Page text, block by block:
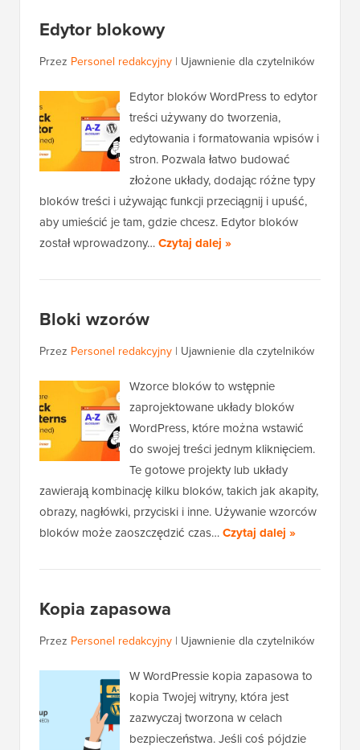
Edytor blokowy
Przez Personel redakcyjny | Ujawnienie dla czytelników
Edytor bloków WordPress to edytor
treści używany do tworzenia,
edytowania i formatowania wpisów i
stron. Pozwala łatwo budować
złożone układy, dodając różne typy
bloków treści i używając funkcji przeciągnij i upuść,
aby umieścić je tam, gdzie chcesz. Edytor bloków
został wprowadzony…Czytaj dalej »
Bloki wzorów
Przez Personel redakcyjny | Ujawnienie dla czytelników
Wzorce bloków to wstępnie
zaprojektowane układy bloków
WordPress, które można wstawić
do swojej treści jednym kliknięciem.
Te gotowe projekty lub układy
zawierają kombinację kilku bloków, takich jak akapity,
obrazy, nagłówki, przyciski i inne. Używanie wzorców
bloków może zaoszczędzić czas…Czytaj dalej »
Kopia zapasowa
Przez Personel redakcyjny | Ujawnienie dla czytelników
W WordPressie kopia zapasowa to
kopia Twojej witryny, która jest
zazwyczaj tworzona w celach
bezpieczeństwa. Jeśli coś pójdzie